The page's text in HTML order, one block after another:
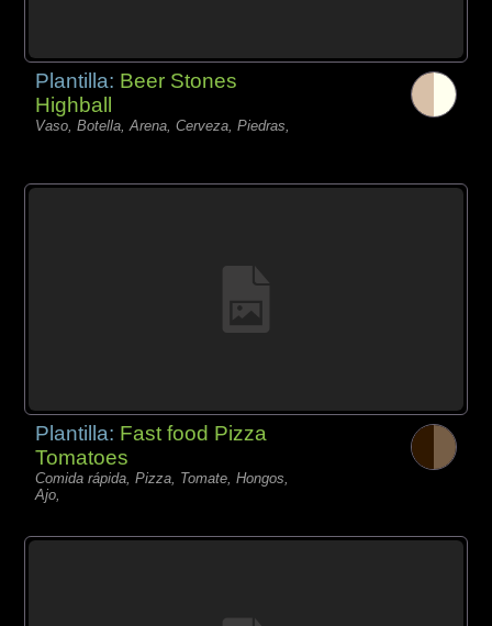
Plantilla: Beer Stones
Highball
Vaso, Botella, Arena, Cerveza, Piedras,
Plantilla: Fast food Pizza
Tomatoes
Comida rápida, Pizza, Tomate, Hongos,
Ajo,